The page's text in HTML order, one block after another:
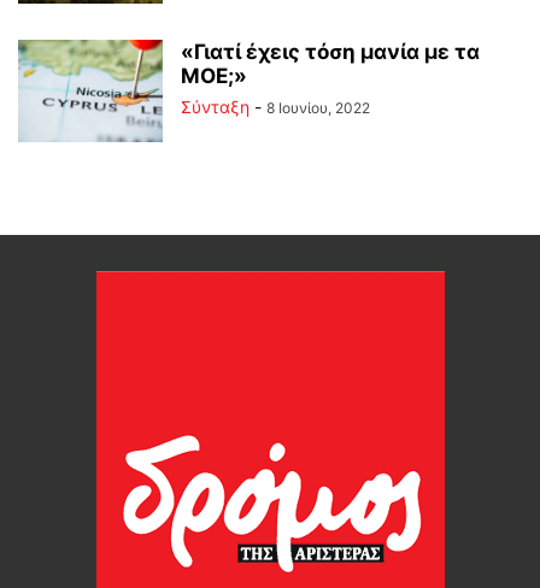
«Γιατί έχεις τόση μανία με τα
ΜΟΕ;»
Σύνταξη - 8 Ιουνίου, 2022